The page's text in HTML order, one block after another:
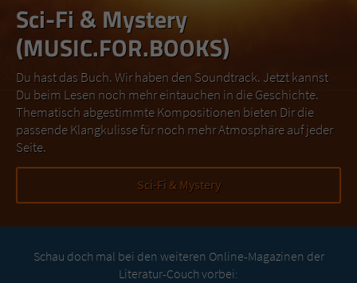
Sci-Fi & Mystery
(MUSIC.FOR.BOOKS)
Du hast das Buch. Wir haben den Soundtrack. Jetzt kannst
Du beim Lesen noch mehr eintauchen in die Geschichte.
Thematisch abgestimmte Kompositionen bieten Dir die
passende Klangkulisse für noch mehr Atmosphäre auf jeder
Seite.
Sci-Fi & Mystery
Schau doch mal bei den weiteren Online-Magazinen der
Literatur-Couch vorbei: